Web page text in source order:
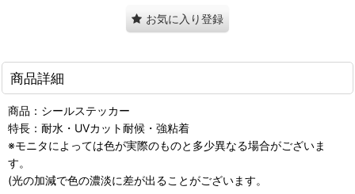
お気に入り登録
商品詳細
商品：シールステッカー
特長：耐水・UVカット耐候・強粘着
※モニタによっては色が実際のものと多少異なる場合がございま
す。
(光の加減で色の濃淡に差が出ることがございます。